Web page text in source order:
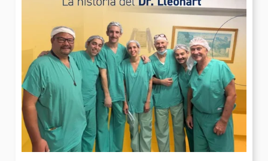
Junta Médica Externa Privada: una nueva
herramienta estratégica para empresas
Popcorn julio 23, 2026